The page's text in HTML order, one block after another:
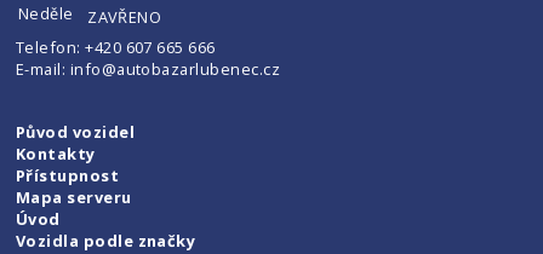
Neděle
ZAVŘENO
Telefon:+420 607 665 666
E-mail: info@autobazarlubenec.cz
Původ vozidel
Kontakty
Přístupnost
Mapa serveru
Úvod
Vozidla podle značky